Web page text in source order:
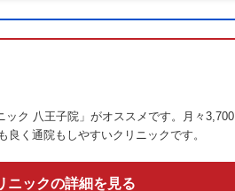
ク 八王子院」がオススメです。月々
く通院もしやすいクリニックです。
ニックの詳細を見る